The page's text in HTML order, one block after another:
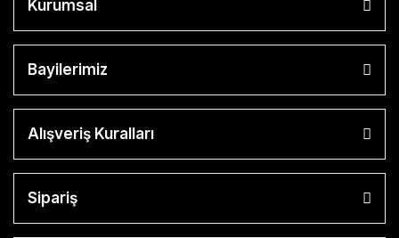
Kurumsal
Bayilerimiz
Alışveriş Kuralları
Sipariş